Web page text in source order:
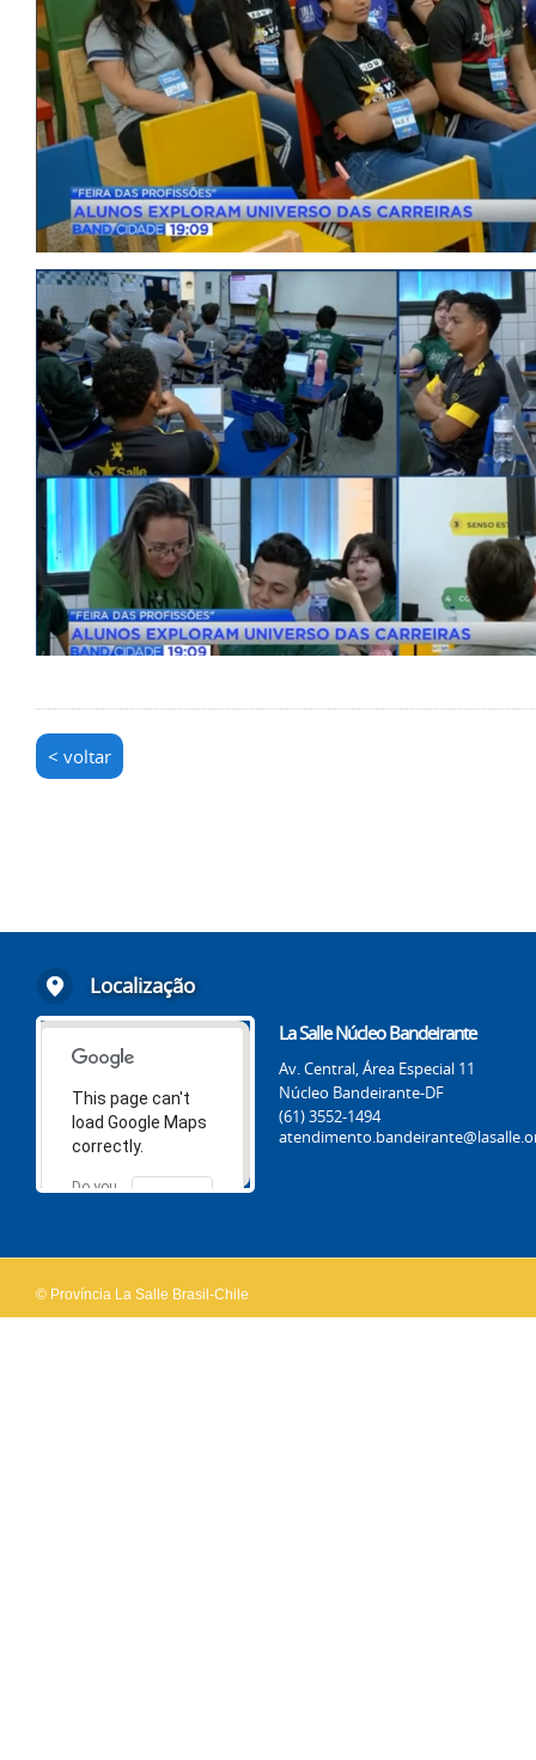
< voltar
Localização
This page can't
load Google Maps
correctly.
Do you
OK
La Salle Núcleo Bandeirante
Av. Central, Área Especial 11
Núcleo Bandeirante-DF
(61) 3552-1494
© Província La Salle Brasil-Chile